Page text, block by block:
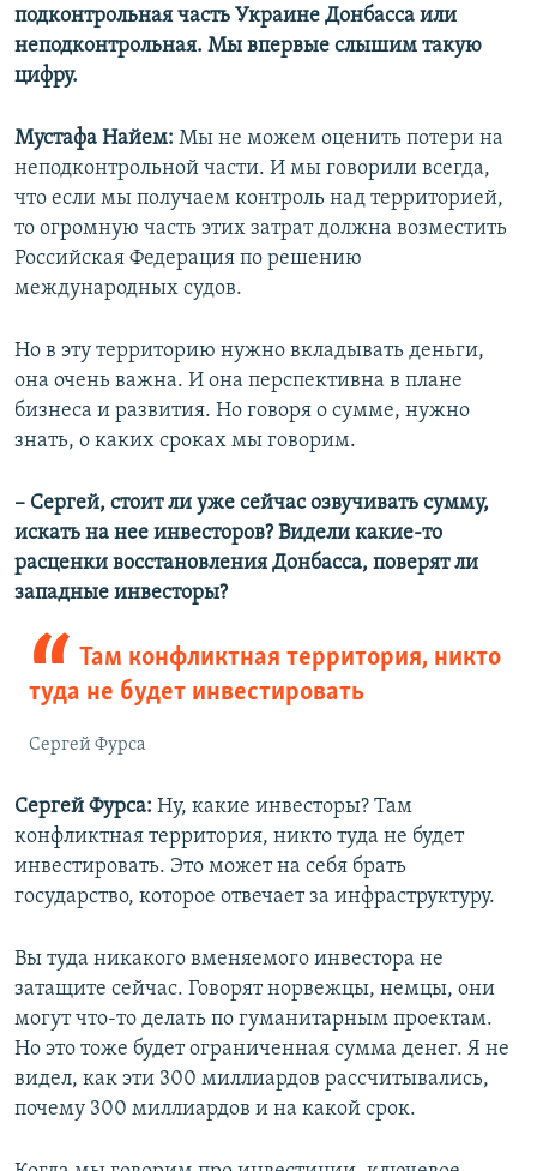
подконтрольная часть Украине Донбасса или
неподконтрольная. Мы впервые слышим такую
цифру.
Мустафа Найем: Мы не можем оценить потери на
неподконтрольной части. И мы говорили всегда,
что если мы получаем контроль над территорией,
то огромную часть этих затрат должна возместить
Российская Федерация по решению
международных судов.
Но в эту территорию нужно вкладывать деньги,
она очень важна. И она перспективна в плане
бизнеса и развития. Но говоря о сумме, нужно
знать, о каких сроках мы говорим.
– Сергей, стоит ли уже сейчас озвучивать сумму,
искать на нее инвесторов? Видели какие-то
расценки восстановления Донбасса, поверят ли
западные инвесторы?
Там конфликтная территория, никто
туда не будет инвестировать
Сергей Фурса
Сергей Фурса: Ну, какие инвесторы? Там
конфликтная территория, никто туда не будет
инвестировать. Это может на себя брать
государство, которое отвечает за инфраструктуру.
Вы туда никакого вменяемого инвестора не
затащите сейчас. Говорят норвежцы, немцы, они
могут что-то делать по гуманитарным проектам.
Но это тоже будет ограниченная сумма денег. Я не
видел, как эти 300 миллиардов рассчитывались,
почему 300 миллиардов и на какой срок.